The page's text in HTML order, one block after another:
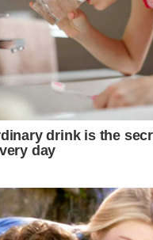
Tinggi baru-baru ini.
aplikasi Sinar Harian.
Khas